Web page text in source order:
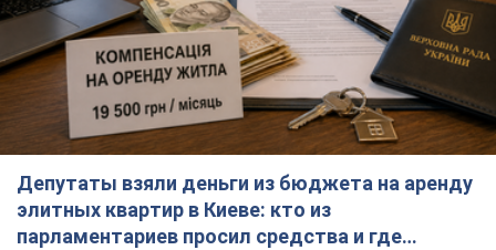
Депутаты взяли деньги из бюджета на аренду
элитных квартир в Киеве: кто из
парламентариев просил средства и где